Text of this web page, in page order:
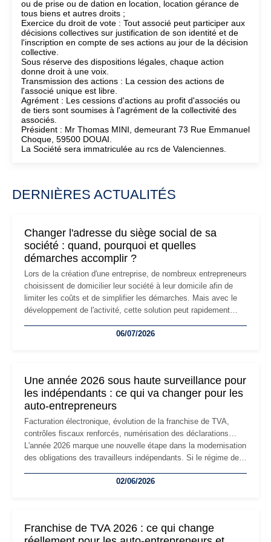
ou de prise ou de dation en location, location gérance de
tous biens et autres droits ;
Exercice du droit de vote : Tout associé peut participer aux
décisions collectives sur justification de son identité et de
l'inscription en compte de ses actions au jour de la décision
collective.
Sous réserve des dispositions légales, chaque action
donne droit à une voix.
Transmission des actions : La cession des actions de
l'associé unique est libre.
Agrément : Les cessions d'actions au profit d'associés ou
de tiers sont soumises à l'agrément de la collectivité des
associés.
Président : Mr Thomas MINI, demeurant 73 Rue Emmanuel
Choque, 59500 DOUAI.
La Société sera immatriculée au rcs de Valenciennes.
DERNIÈRES ACTUALITÉS
Changer l'adresse du siège social de sa
société : quand, pourquoi et quelles
démarches accomplir ?
Lors de la création d'une entreprise, de nombreux entrepreneurs
choisissent de domicilier leur société à leur domicile afin de
limiter les coûts et de simplifier les démarches. Mais avec le
développement de l'activité, cette solution peut rapidement
professionnels, recrutement, image de marque… Le
06/07/2026
Une année 2026 sous haute surveillance pour
les indépendants : ce qui va changer pour les
auto-entrepreneurs
Facturation électronique, évolution de la franchise de TVA,
contrôles fiscaux renforcés, numérisation des déclarations…
L'année 2026 marque une nouvelle étape dans la modernisation
des obligations des travailleurs indépendants. Si le régime de
les auto-entrepreneurs devront s'adapter à un environnement
02/06/2026
Franchise de TVA 2026 : ce qui change